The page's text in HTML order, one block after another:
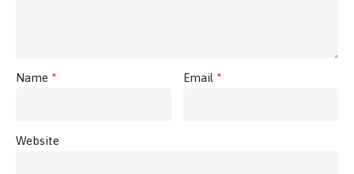
Name * Email *
Website